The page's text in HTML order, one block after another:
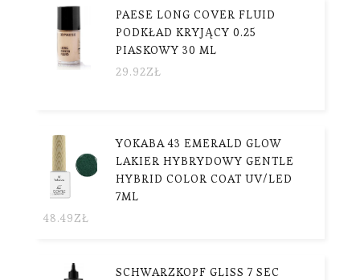
PAESE LONG COVER FLUID
PODKŁAD KRYJĄCY 0.25
PIASKOWY 30 ML
29.92ZŁ
YOKABA 43 EMERALD GLOW
LAKIER HYBRYDOWY GENTLE
HYBRID COLOR COAT UV/LED
7ML
48.49ZŁ
SCHWARZKOPF GLISS 7 SEC